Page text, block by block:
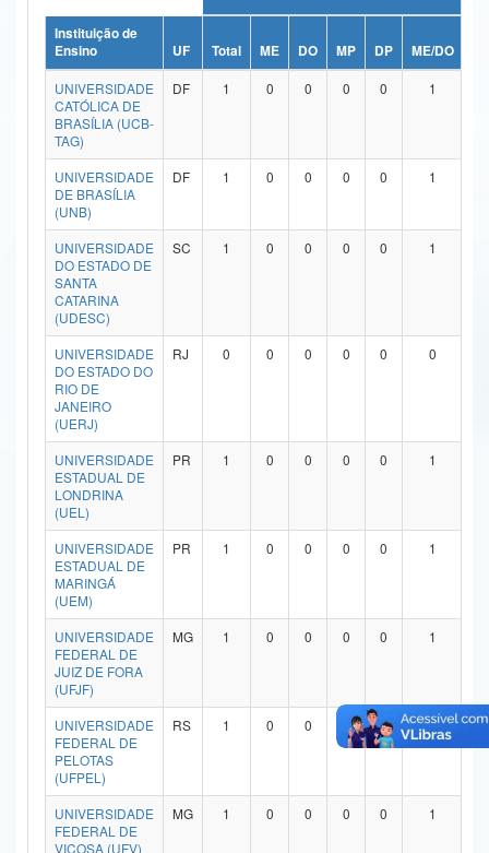
Ministério da Ciência, Tecnologia, Inovações e Comunicações
Ministério do Meio Ambiente
Ministério do Turismo
Ministério do Desenvolvimento Regional
Controladoria-Geral da União
Ministério da Mulher, da Família e dos Direitos Humanos
Secretaria-Geral
Secretaria de Governo
Gabinete de Segurança Institucional
Advocacia-Geral da União
Banco Central do Brasil
Instituição de
Ensino
UF Total ME DO MP DP ME/DO
UNIVERSIDADE
CATÓLICA DE
BRASÍLIA (UCB-
TAG)
DF 1 0 0 0 0 1
UNIVERSIDADE
DE BRASÍLIA
(UNB)
DF 1 0 0 0 0 1
UNIVERSIDADE
DO ESTADO DE
SANTA
CATARINA
(UDESC)
SC 1 0 0 0 0 1
UNIVERSIDADE
DO ESTADO DO
RIO DE
JANEIRO
(UERJ)
RJ 0 0 0 0 0 0
UNIVERSIDADE
ESTADUAL DE
LONDRINA
(UEL)
PR 1 0 0 0 0 1
UNIVERSIDADE
ESTADUAL DE
MARINGÁ
(UEM)
PR 1 0 0 0 0 1
UNIVERSIDADE
FEDERAL DE
JUIZ DE FORA
(UFJF)
MG 1 0 0 0 0 1
UNIVERSIDADE
FEDERAL DE
PELOTAS
(UFPEL)
RS 1 0 0 0 0 1
UNIVERSIDADE
FEDERAL DE
VIÇOSA (UFV)
MG 1 0 0 0 0 1